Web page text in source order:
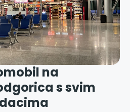
na
s svim